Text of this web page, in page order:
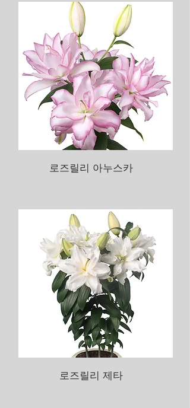
로즈릴리 아누스카
로즈릴리 제타